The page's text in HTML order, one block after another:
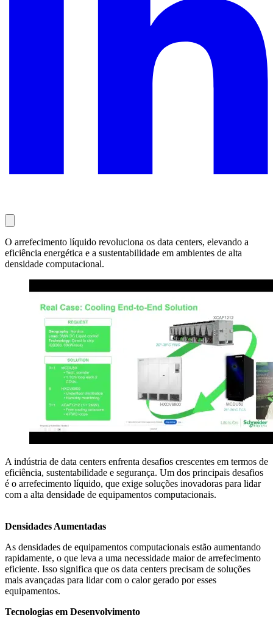
O arrefecimento líquido revoluciona os data centers, elevando a
eficiência energética e a sustentabilidade em ambientes de alta
densidade computacional.
A indústria de data centers enfrenta desafios crescentes em termos de
eficiência, sustentabilidade e segurança. Um dos principais desafios
é o arrefecimento líquido, que exige soluções inovadoras para lidar
com a alta densidade de equipamentos computacionais.
Densidades Aumentadas
As densidades de equipamentos computacionais estão aumentando
rapidamente, o que leva a uma necessidade maior de arrefecimento
eficiente. Isso significa que os data centers precisam de soluções
mais avançadas para lidar com o calor gerado por esses
equipamentos.
Tecnologias em Desenvolvimento